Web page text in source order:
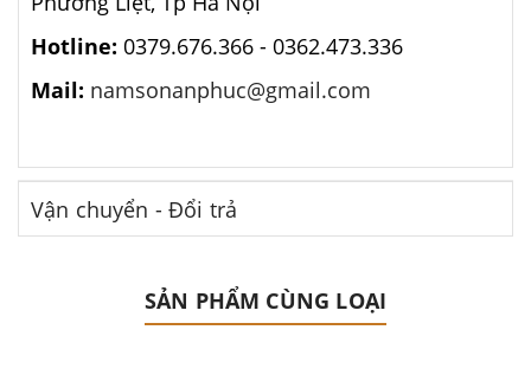
Hotline: 0379.676.366 - 0362.473.336
Mail: namsonanphuc@gmail.com
Vận chuyển - Đổi trả
SẢN PHẨM CÙNG LOẠI